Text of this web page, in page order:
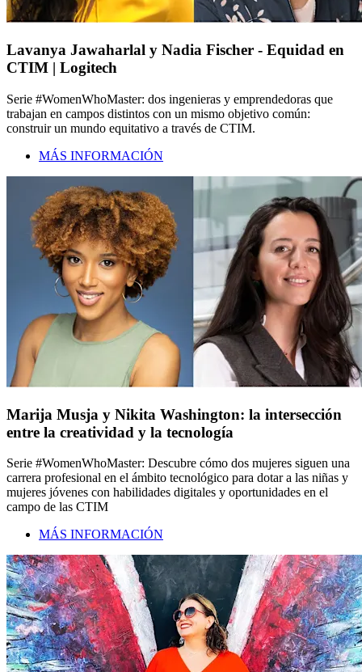
Lavanya Jawaharlal y Nadia Fischer - Equidad en
CTIM | Logitech
Serie #WomenWhoMaster: dos ingenieras y emprendedoras que
trabajan en campos distintos con un mismo objetivo común:
construir un mundo equitativo a través de CTIM.
MÁS INFORMACIÓN
Marija Musja y Nikita Washington: la intersección
entre la creatividad y la tecnología
Serie #WomenWhoMaster: Descubre cómo dos mujeres siguen una
carrera profesional en el ámbito tecnológico para dotar a las niñas y
mujeres jóvenes con habilidades digitales y oportunidades en el
campo de las CTIM
MÁS INFORMACIÓN